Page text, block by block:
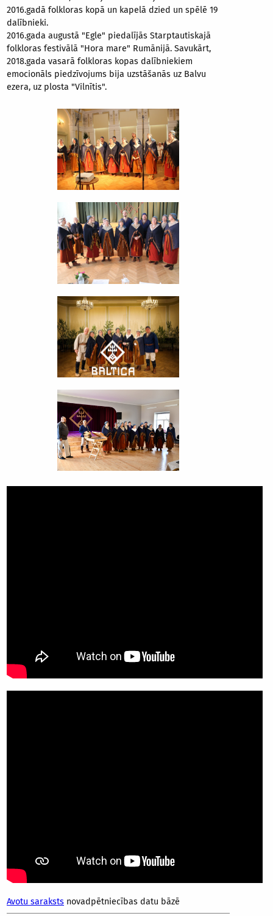
2016.gadā folkloras kopā un kapelā dzied un spēlē 19
dalībnieki.
2016.gada augustā "Egle" piedalījās Starptautiskajā
folkloras festivālā "Hora mare" Rumānijā. Savukārt,
2018.gada vasarā folkloras kopas dalībniekiem
emocionāls piedzīvojums bija uzstāšanās uz Balvu
ezera, uz plosta "Vilnītis".
Avotu saraksts novadpētniecības datu bāzē